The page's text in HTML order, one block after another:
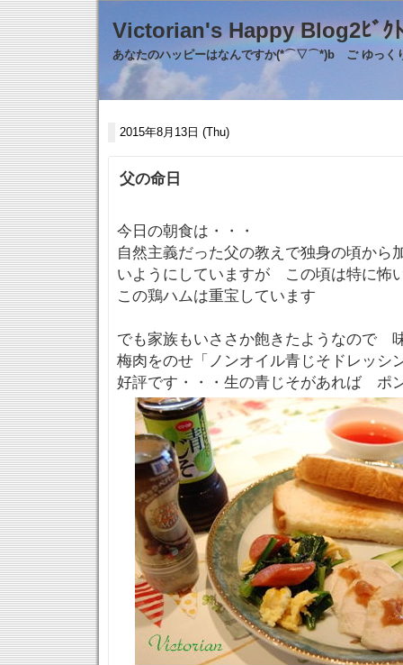
Victorian's Happy
あなたのハッピーはなんですか(*⌒▽⌒*)b ご ゆっく
2015年8月13日 (Thu)
父の命日
今日の朝食は・・・
自然主義だった父の教えで独身の頃から
いようにしていますが この頃は特に
この鶏ハムは重宝しています
でも家族もいささか飽きたようなので
梅肉をのせ「ノンオイル青じそドレッシ
好評です・・・生の青じそがあれば